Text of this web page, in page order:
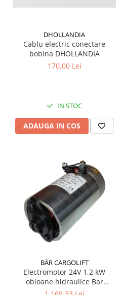
DHOLLANDIA
Cablu electric conectare
bobina DHOLLANDIA
170,00 Lei
IN STOC
ADAUGA IN COS
BÄR CARGOLIFT
Electromotor 24V 1,2 kW
obloane hidraulice Bar
Cargolift